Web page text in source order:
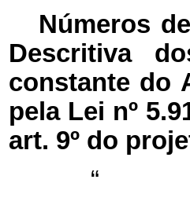
Números
Descritiva
constante do
pela Lei nº
art. 9º do
“